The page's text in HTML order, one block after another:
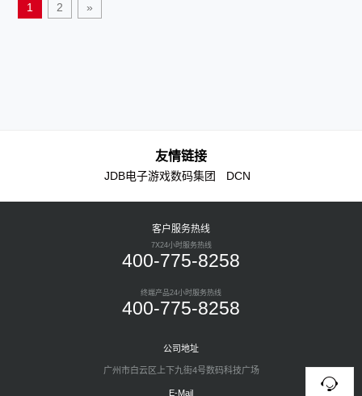
1 2 »
友情链接
JDB电子游戏数码集团 DCN
客户服务热线
7X24小时服务热线
400-775-8258
终端产品24小时服务热线
400-775-8258
公司地址
广州市白云区上下九街4号数码科技广场
E-Mail